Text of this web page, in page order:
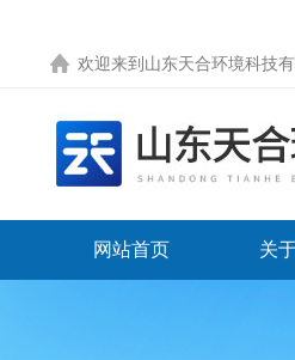
欢迎来到 山东天合环境科技
网站首页 关